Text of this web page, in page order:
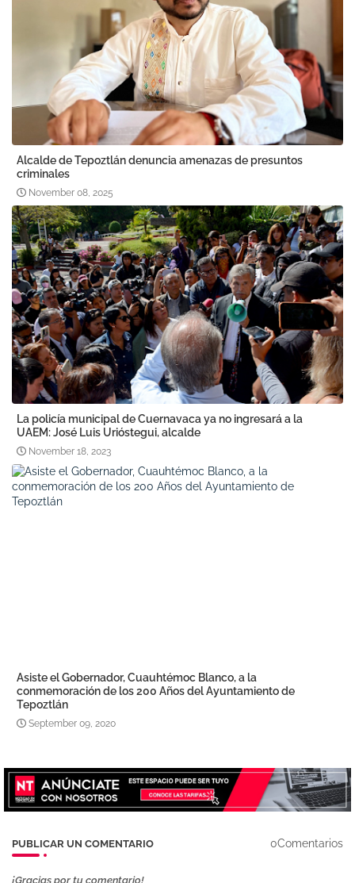
Alcalde de Tepoztlán denuncia amenazas de presuntos
criminales
November 08, 2025
La policía municipal de Cuernavaca ya no ingresará a la
UAEM: José Luis Urióstegui, alcalde
November 18, 2023
Asiste el Gobernador, Cuauhtémoc Blanco, a la
conmemoración de los 200 Años del Ayuntamiento de
Tepoztlán
September 09, 2020
PUBLICAR UN COMENTARIO 0Comentarios
¡Gracias por tu comentario!